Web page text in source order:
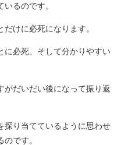
るのです。
けに必死になります。
に必死、そして分かりやすい
がだいだい後になって振り返
探り当てているように思わせ
です。